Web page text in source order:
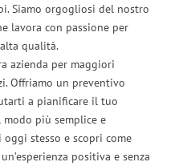
Siamo orgogliosi del nostro
lavora con passione per
qualità.
azienda per maggiori
Offriamo un preventivo
a pianificare il tuo
modo più semplice e
stesso e scopri come
positiva e senza